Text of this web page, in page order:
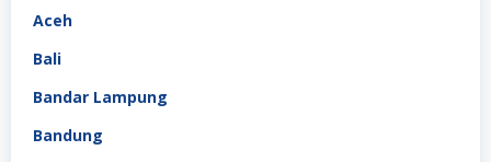
Aceh
Bali
Bandar Lampung
Bandung